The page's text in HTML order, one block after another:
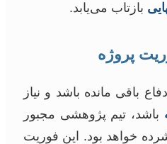
بازتاب می‌یابد.
باقی مانده باشد و نیاز
باشد، تیم پژوهشی مجبور
خواهد بود. این فوریت